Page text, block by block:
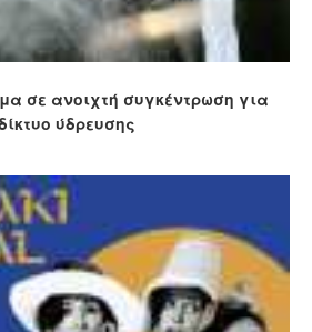
σε ανοιχτή συγκέντρωση για
ύδρευσης